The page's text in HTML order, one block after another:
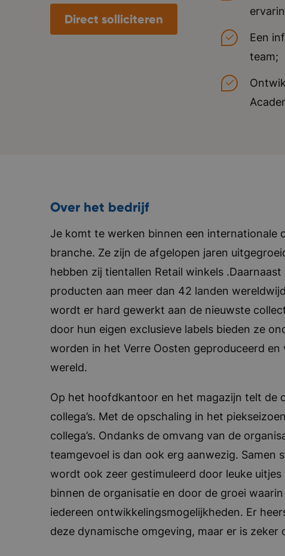
Direct solliciteren
Een
team;
Over het bedrijf
Je komt te werken binnen een internationale
branche. Ze zijn de afgelopen jaren
hebben zij tientallen Retail winkels
producten aan meer dan 42 landen
wordt er hard gewerkt aan de nieuwste
door hun eigen exclusieve labels bieden ze
worden in het Verre Oosten geproduceerd
wereld.
Op het hoofdkantoor en het magazijn telt de
collega’s. Met de opschaling in het
collega’s. Ondanks de omvang van de
teamgevoel is dan ook erg aanwezig. Samen
wordt ook zeer gestimuleerd door leuke
binnen de organisatie en door de groei
iedereen ontwikkelingsmogelijkheden. Er
deze dynamische omgeving, maar er is